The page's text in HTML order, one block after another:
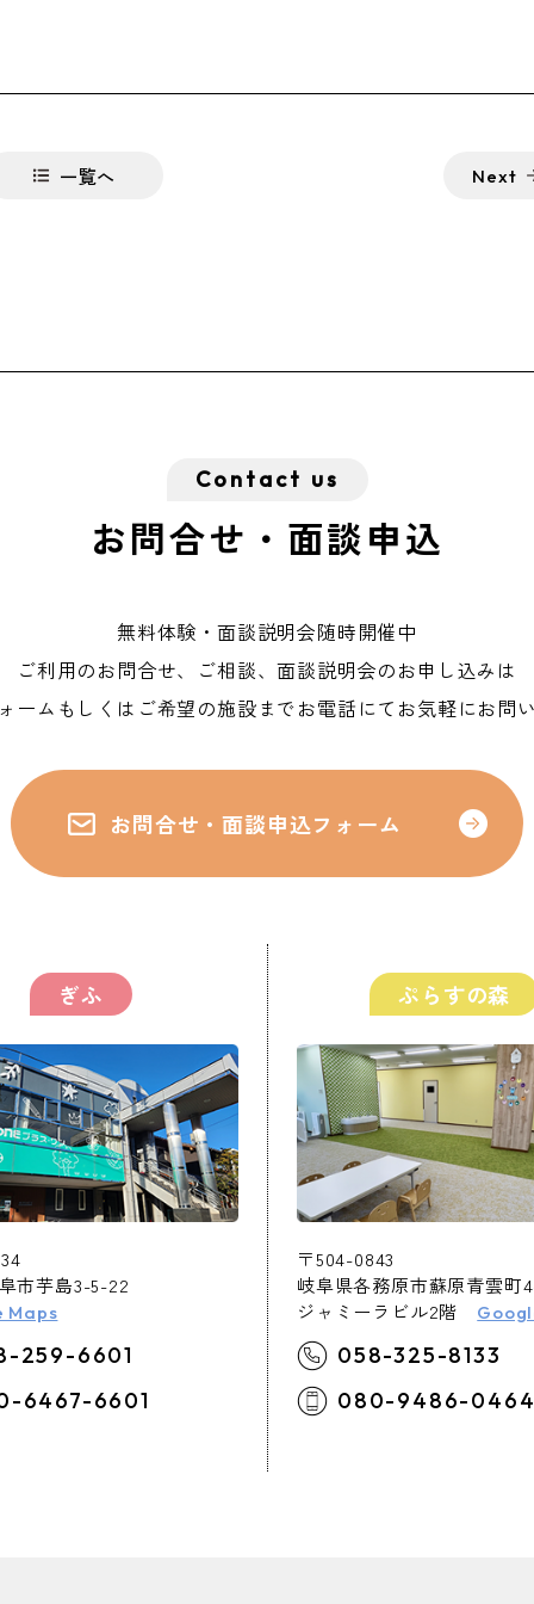
一覧へ Next
お問合せ・面談申込
無料体験・面談説明会随時開催中
ご利用のお問合せ、ご相談、面談説明会のお申し込みは
ームもしくはご希望の施設までお電話にてお気軽にお問
お問合せ・面談申込フォーム
ぎふ
市芋島3-5-22
Maps
259-6601
6467-6601
ぷらすの森
〒504-0843
岐阜県各務原市蘇原青雲町
ジャミーラビル2階
058-325-8133
080-9486-0464